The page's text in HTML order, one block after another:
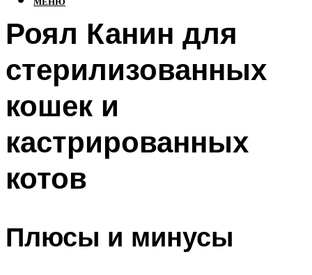
Роял Канин для
стерилизованных
кошек и
кастрированных
котов
Плюсы и минусы